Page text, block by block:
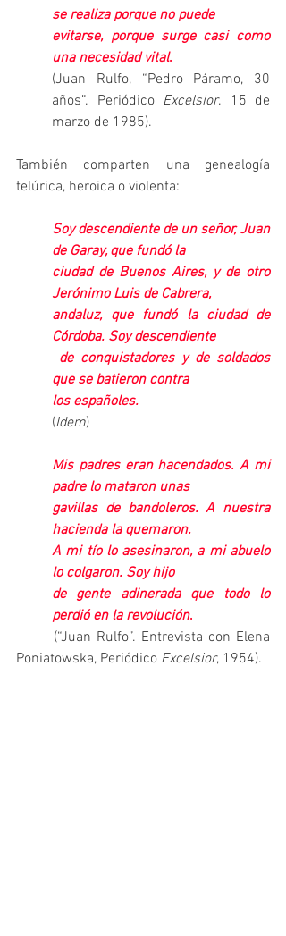
se realiza porque no puede
evitarse, porque surge casi como
una necesidad vital.
(Juan Rulfo, “Pedro Páramo, 30
años”. Periódico Excelsior. 15 de
marzo de 1985).
También comparten una genealogía
telúrica, heroica o violenta:
Soy descendiente de un señor, Juan
de Garay, que fundó la
ciudad de Buenos Aires, y de otro
Jerónimo Luis de Cabrera,
andaluz, que fundó la ciudad de
Córdoba. Soy descendiente
que se batieron contra
los españoles.
(Idem)
Mis padres eran hacendados. A mi
padre lo mataron unas
gavillas de bandoleros. A nuestra
hacienda la quemaron.
A mi tío lo asesinaron, a mi abuelo
lo colgaron. Soy hijo
de gente adinerada que todo lo
perdió en la revolución.
Poniatowska, Periódico Excelsior, 1954).